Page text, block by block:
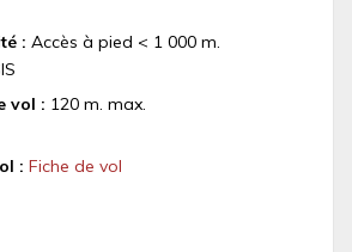
: Accès à pied < 1 000 m.
vol : 120 m. max.
: Fiche de vol